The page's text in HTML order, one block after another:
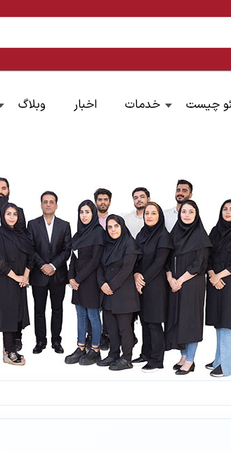
چیست خدمات اخبار وبلاگ